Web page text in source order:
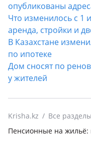
опубликованы
Что изменилось с 1
аренда, стройки и
В Казахстане
по ипотеке
Дом сносят по
у жителей
Krisha.kz Все разделы
Пенсионные на жильё: